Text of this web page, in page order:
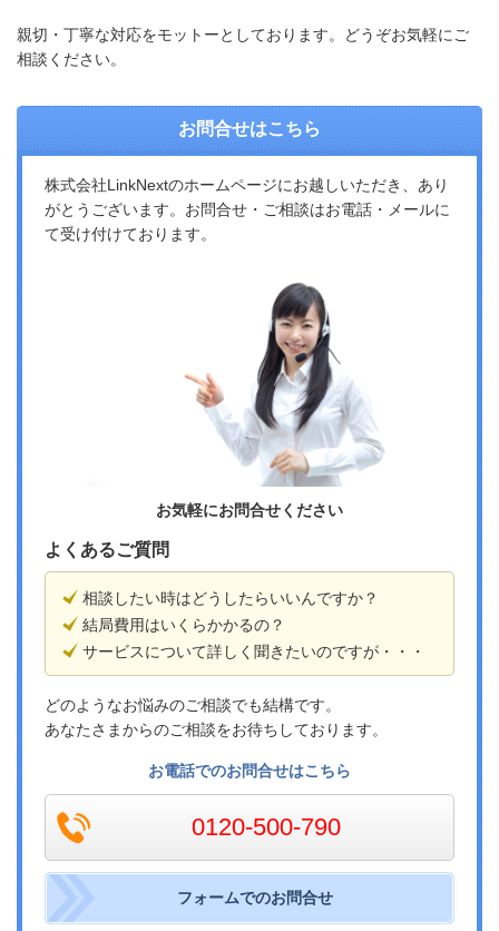
親切・丁寧な対応をモットーとしております。どうぞお気軽にご
相談ください。
お問合せはこちら
株式会社LinkNextのホームページにお越しいただき、あり
がとうございます。お問合せ・ご相談はお電話・メールに
て受け付けております。
お気軽にお問合せください
よくあるご質問
相談したい時はどうしたらいいんですか？
結局費用はいくらかかるの？
サービスについて詳しく聞きたいのですが・・・
どのようなお悩みのご相談でも結構です。
あなたさまからのご相談をお待ちしております。
お電話でのお問合せはこちら
0120-500-790
フォームでのお問合せ